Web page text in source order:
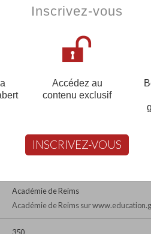
10151 PONT STE MARIE CEDEX
03 25 81 01 46
http://www.ccca-btp.fr/cfa/10/voir.html
Académie de Reims
Académie de Reims sur
Inscrivez-vous
Accédez au
contenu exclusif
INSCRIVEZ-VOUS